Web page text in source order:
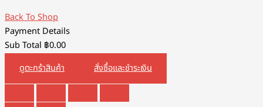
Back To Shop
Payment Details
Sub Total ฿0.00
ดูตะกร้าสินค้า
สั่งซื้อและชำระเงิน